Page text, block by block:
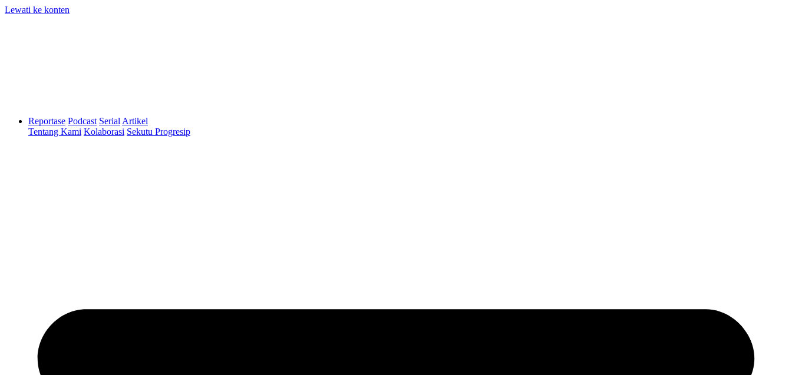
Lewati ke konten
Reportase Podcast Serial Artikel
Tentang Kami Kolaborasi Sekutu Progresip